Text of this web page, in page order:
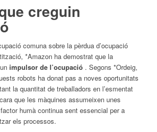
creguin
comuna sobre la pèrdua d’ocupació
*Amazon ha demostrat que la
impulsor de l’ocupació. Segons *Ordeig,
robots ha donat pas a noves oportunitats
la quantitat de treballadors en l’esmentat
que les màquines assumeixen unes
humà continua sent essencial per a
els processos.